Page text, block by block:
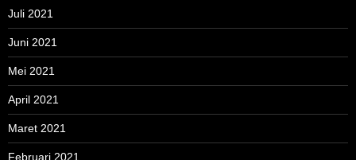
Juli 2021
Juni 2021
Mei 2021
April 2021
Maret 2021
Februari 2021